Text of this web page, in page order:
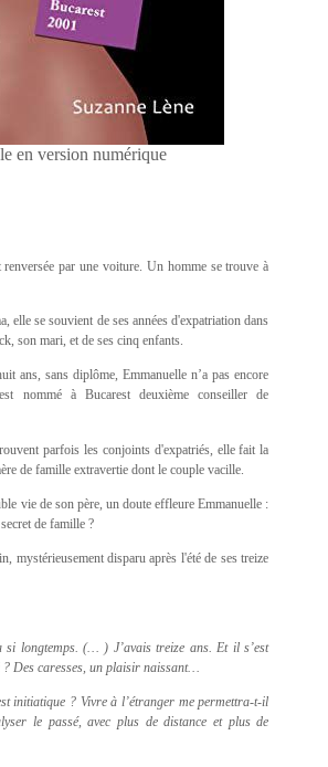
en version numérique
par une voiture. Un homme se trouve à
elle se souvient de ses années d'expatriation dans
son mari, et de ses cinq enfants.
ans, sans diplôme, Emmanuelle n’a pas encore
nommé à Bucarest deuxième conseiller de
parfois les conjoints d'expatriés, elle fait la
de famille extravertie dont le couple vacille.
vie de son père, un doute effleure Emmanuelle :
de famille ?
mystérieusement disparu après l'été de ses treize
longtemps. (… ) J’avais treize ans. Et il s’est
? Des caresses, un plaisir naissant…
initiatique ? Vivre à l’étranger me permettra-t-il
le passé, avec plus de distance et plus de